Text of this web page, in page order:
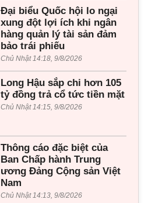
Đại biểu Quốc hội lo ngại
xung đột lợi ích khi ngân
hàng quản lý tài sản đảm
bảo trái phiếu
Chủ Nhật 14:18, 9/8/2026
Long Hậu sắp chi hơn 105
tỷ đồng trả cổ tức tiền mặt
Chủ Nhật 14:15, 9/8/2026
Thông cáo đặc biệt của
Ban Chấp hành Trung
ương Đảng Cộng sản Việt
Nam
Chủ Nhật 14:13, 9/8/2026